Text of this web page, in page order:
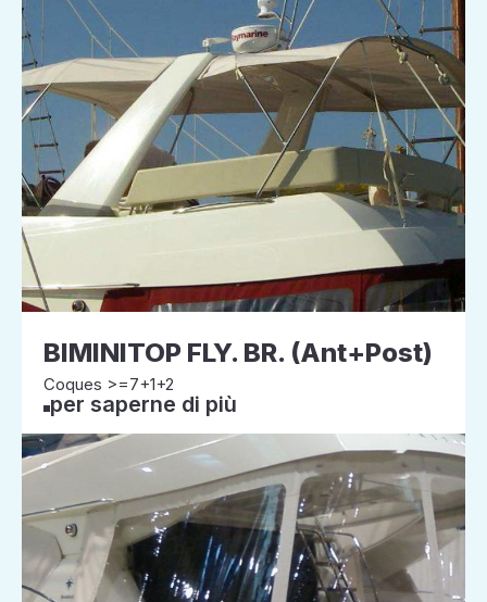
BIMINITOP FLY. BR. (Ant+Post)
Coques >=7+1+2
per saperne di più